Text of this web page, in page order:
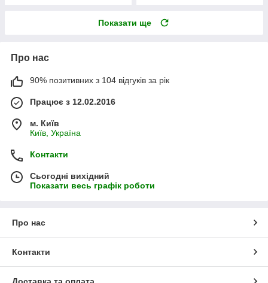
Показати ще
Про нас
90% позитивних з 104 відгуків за рік
Працює з 12.02.2016
м. Київ
Київ, Україна
Контакти
Сьогодні вихідний
Показати весь графік роботи
Про нас
Контакти